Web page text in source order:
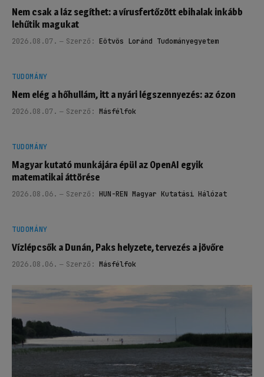
Nem csak a láz segíthet: a vírusfertőzött ebihalak inkább
lehűtik magukat
2026.08.07. Szerző: Eötvös Loránd Tudományegyetem
TUDOMÁNY
Nem elég a hőhullám, itt a nyári légszennyezés: az ózon
2026.08.07. Szerző: Másfélfok
TUDOMÁNY
Magyar kutató munkájára épül az OpenAI egyik
matematikai áttörése
2026.08.06. Szerző: HUN-REN Magyar Kutatási Hálózat
TUDOMÁNY
Vízlépcsők a Dunán, Paks helyzete, tervezés a jövőre
2026.08.06. Szerző: Másfélfok